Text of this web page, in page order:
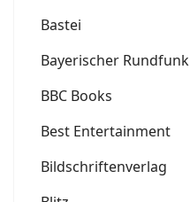
Bastei
Bayerischer Rundfunk
BBC Books
Best Entertainment
Bildschriftenverlag